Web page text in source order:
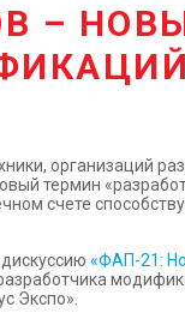
–
организаций
термин
счете
«ФАП-21:
Экспо».